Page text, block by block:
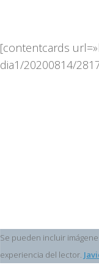
[contentcards
dia1/20200814/
Se pueden incluir
experiencia del lector.